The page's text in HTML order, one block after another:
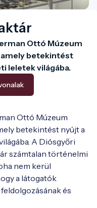
Ottó Múzeum
amely betekintést
leletek világába.
Ottó Múzeum
betekintést nyújt a
A Diósgyőri
számtalan történelmi
nem kerül
a látogatók
és